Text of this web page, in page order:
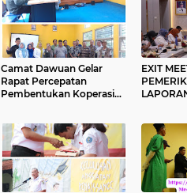
Camat Dawuan Gelar
Rapat Percepatan
Pembentukan Koperasi
EXIT